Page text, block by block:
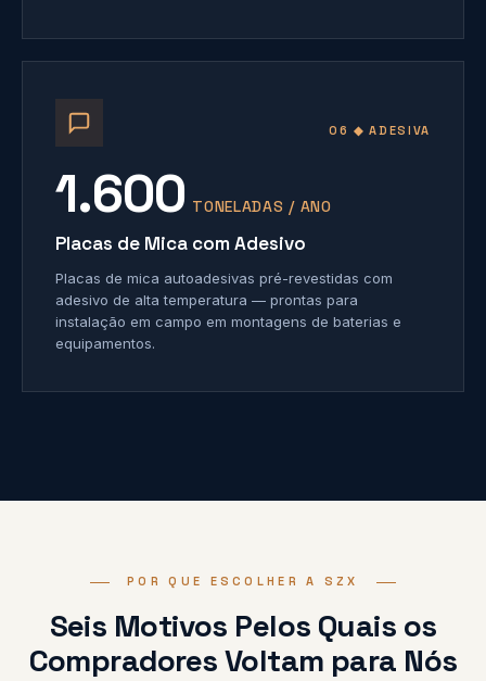
06 ◆ ADESIVA
1.600 TONELADAS / ANO
Placas de Mica com Adesivo
Placas de mica autoadesivas pré-revestidas com
adesivo de alta temperatura — prontas para
instalação em campo em montagens de baterias e
equipamentos.
POR QUE ESCOLHER A SZX
Seis Motivos Pelos Quais os
Compradores Voltam para Nós